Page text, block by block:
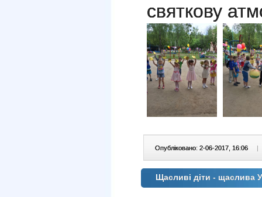
святкову
Опубліковано: 2-06-2017, 16:06 |
Щасливі діти - щаслива